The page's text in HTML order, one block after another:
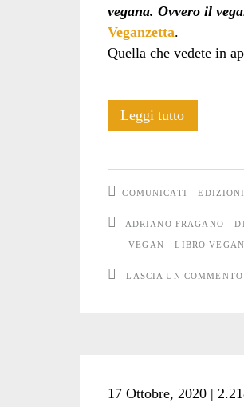
vegana. Ovvero il
Veganzetta.
Quella che vedete in
Leggi tutto
la
nuova
COMUNICATI
ADRIANO FRAGANO
VEGAN LIBRO
LASCIA UN COMMENTO
17 Ottobre, 2020 |